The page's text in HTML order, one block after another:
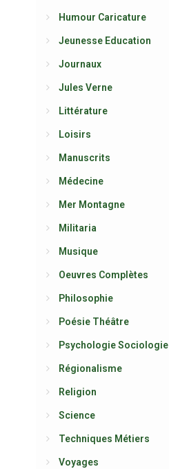
Humour Caricature
Jeunesse Education
Journaux
Jules Verne
Littérature
Loisirs
Manuscrits
Médecine
Mer Montagne
Militaria
Musique
Oeuvres Complètes
Philosophie
Poésie Théâtre
Psychologie Sociologie
Régionalisme
Religion
Science
Techniques Métiers
Voyages